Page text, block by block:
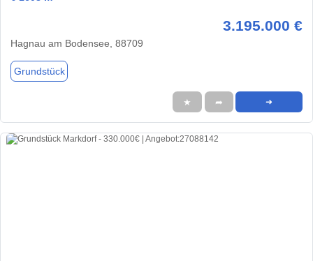
3.195.000 €
Hagnau am Bodensee, 88709
Grundstück
★ ➦ ➜